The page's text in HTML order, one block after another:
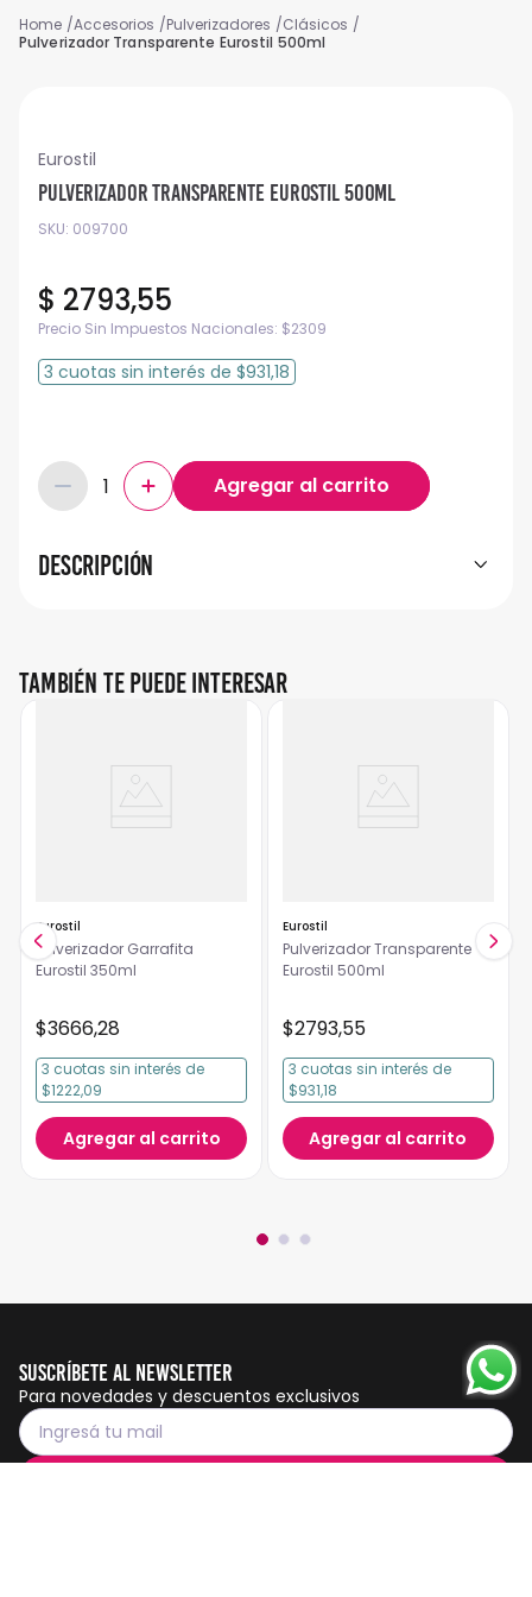
Accesorios Pulverizadores
Clásicos
Pulverizador Transparente Eurostil 500ml
Eurostil
Pulverizador Transparente Eurostil 500ml
SKU: 009700
$ 2793,55
Precio Sin Impuestos Nacionales: $2309
3 cuotas sin interés de $931,18
Descripción
También te puede interesar
Eurostil
Pulverizador Garrafita
Eurostil 350ml
$3666,28
3 cuotas sin interés de
$1222,09
Agregar al carrito
Eurostil
Pulverizador Transparente
Eurostil 500ml
$2793,55
3 cuotas sin interés de
$931,18
Agregar al carrito
Suscríbete al Newsletter
Para novedades y descuentos exclusivos